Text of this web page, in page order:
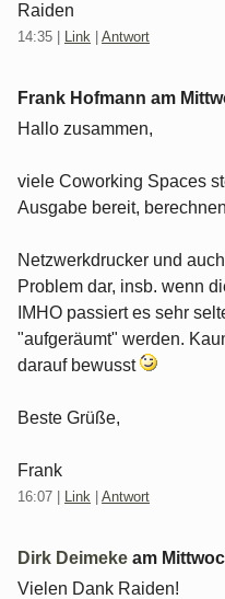
Raiden
14:35 Link Antwort
Frank Hofmann am
Hallo zusammen,
viele Coworking Spaces
Ausgabe bereit,
Netzwerkdrucker und
Problem dar, insb. wenn
IMHO passiert es sehr
"aufgeräumt" werden.
darauf bewusst
Beste Grüße,
Frank
16:07 Link Antwort
Dirk Deimeke am
Vielen Dank Raiden!